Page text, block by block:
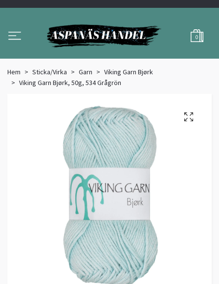
0
Hem Sticka/Virka Garn
Viking Garn Bjørk
Viking Garn Bjørk, 50g, 534 Grågrön